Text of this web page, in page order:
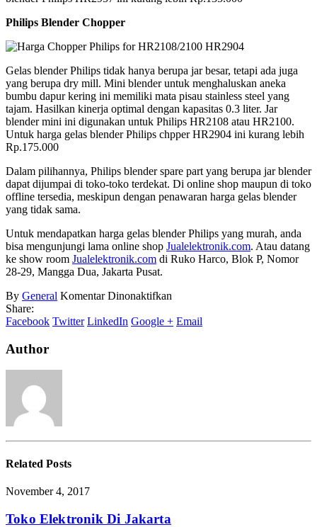
Philips Blender Chopper
Gelas blender Philips tidak hanya berupa jar besar, tetapi ada juga
yang berupa dry mill. Mini blender untuk menghaluskan aneka
bumbu dapur kering ini memiliki mata pisau stainless steel yang
tajam. Hasilkan kinerja optimal dengan kapasitas 0.3 liter. Jar
blender mini ini digunakan untuk Philips HR2108 atau HR2100.
Untuk harga gelas blender Philips chpper HR2904 ini kurang lebih
Rp.175.000
Dalam pilihannya, Philips blender spare part yang berupa jar blender
dapat dijumpai di toko-toko terdekat. Di online shop maupun di toko
offline tersedia, meskipun dengan penawaran harga gelas blender
yang tidak sama.
Untuk mendapatkan harga gelas blender Philips yang murah, anda
bisa mengunjungi lama online shop Jualelektronik.com. Atau datang
ke show room Jualelektronik.com di Ruko Harco, Blok P, Nomor
28-29, Mangga Dua, Jakarta Pusat.
By General Komentar Dinonaktifkan
Gelas
Share:
Facebook Twitter LinkedIn Google + Email
Author
RelatedPosts
November 4, 2017
Toko Elektronik Di Jakarta